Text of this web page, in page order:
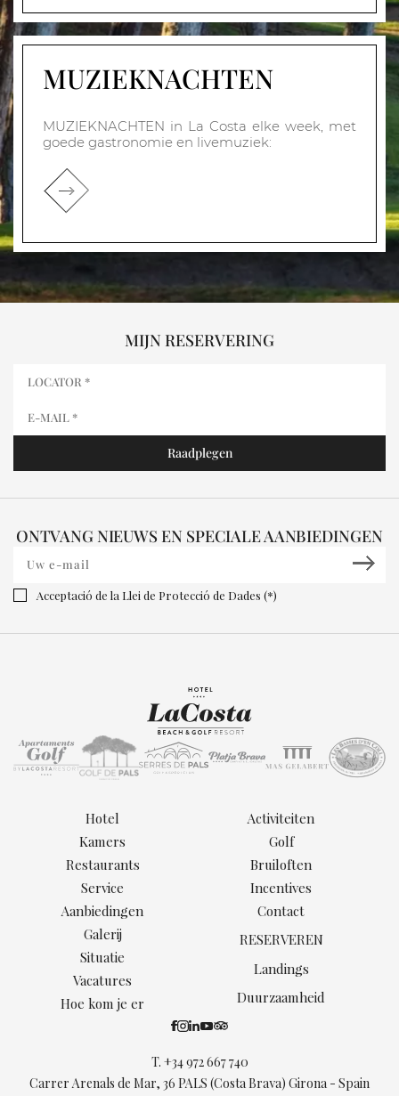
MUZIEKNACHTEN
MUZIEKNACHTEN in La Costa elke week, met
goede gastronomie en livemuziek:
MIJN RESERVERING
ONTVANG NIEUWS EN SPECIALE AANBIEDINGEN
Acceptació de la Llei de Protecció de Dades (*)
T. +34 972 667 740
Carrer Arenals de Mar, 36 PALS (Costa Brava) Girona - Spain
Hotel
Kamers
Restaurants
Service
Activiteiten
Golf
Bruiloften
Incentives
Aanbiedingen
Galerij
Situatie
Vacatures
Hoe kom je er
Contact
RESERVEREN
Landings
Duurzaamheid